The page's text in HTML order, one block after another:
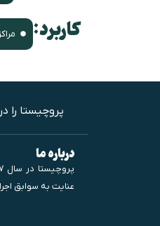
کاربرد:
پروچیستا را
درباره ما
عنایت به سوابق